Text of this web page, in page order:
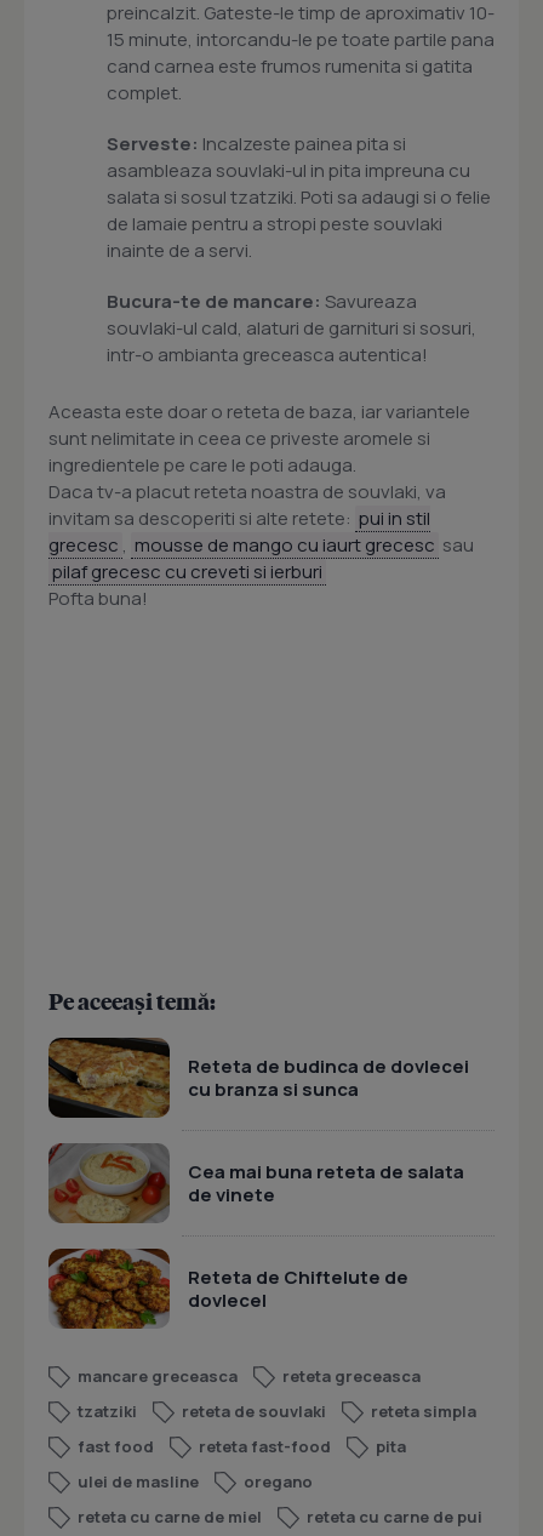
preincalzit. Gateste-le timp de aproximativ 10-
15 minute, intorcandu-le pe toate partile pana
cand carnea este frumos rumenita si gatita
complet.
Serveste: Incalzeste painea pita si
asambleaza souvlaki-ul in pita impreuna cu
salata si sosul tzatziki. Poti sa adaugi si o felie
de lamaie pentru a stropi peste souvlaki
inainte de a servi.
Bucura-te de mancare: Savureaza
souvlaki-ul cald, alaturi de garnituri si sosuri,
intr-o ambianta greceasca autentica!
Aceasta este doar o reteta de baza, iar variantele
sunt nelimitate in ceea ce priveste aromele si
ingredientele pe care le poti adauga.
Daca tv-a placut reteta noastra de souvlaki, va
invitam sa descoperiti si alte retete: pui in stil
grecesc , mousse de mango cu iaurt grecesc sau
pilaf grecesc cu creveti si ierburi
Pofta buna!
Pe aceeași temă:
Reteta de budinca de dovlecei
cu branza si sunca
Cea mai buna reteta de salata
de vinete
Reteta de Chiftelute de
dovlecel
mancare greceasca
reteta greceasca
tzatziki
reteta de souvlaki
reteta simpla
fast food
reteta fast-food
pita
ulei de masline
oregano
reteta cu carne de miel
reteta cu carne de pui